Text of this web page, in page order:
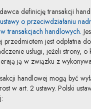
definicję transakcji
ustawy o przeciwdziałaniu
transakcjach handlowych.
przedmiotem jest odpłatna
usługi, jeżeli strony,
ją w związku z
handlowej mogą być
w art. 2 ustawy. Polski